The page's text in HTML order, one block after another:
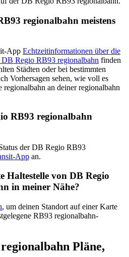
regionalbahn meistens
App Echtzeitinformationen über die
Regio RB93 regionalbahn finden
Städten oder bei bestimmten
Vorhersagen sehen, wie voll es
an deiner regionalbahn
RB93 regionalbahn
der DB Regio RB93
App an.
Haltestelle von DB Regio
in meiner Nähe?
, um deinen Standort auf einer Karte
RB93 regionalbahn-
Pläne,